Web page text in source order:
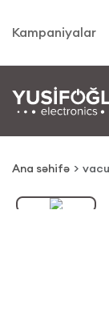
Kampaniyalar
Ana səhifə